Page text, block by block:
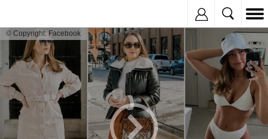
© Copyright: Facebook